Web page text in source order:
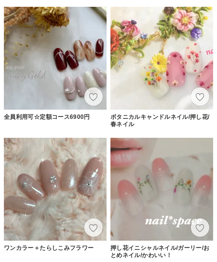
全員利用可☆定額コース6900円
ボタニカルキャンドルネイル/押し花/
春ネイル
ワンカラー＋たらしこみフラワー
押し花イニシャルネイル/ガーリー/お
とめネイル/かわいい！